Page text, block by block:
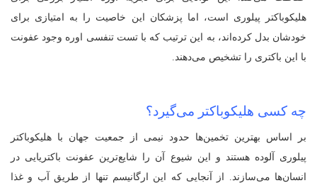
هلیکوباکتر پیلوری است، اما پزشکان این خاصیت را به امتیازی برای
خودشان بدل کرده‌اند، به این ترتیب که با تست تنفسی اوره وجود عفونت
با این باکتری را تشخیص می‌دهند.
چه کسی هلیکوباکتر می‌گیرد؟
بر اساس بهترین تخمین‌ها حدود نیمی از جمعیت جهان با هلیکوباکتر
پیلوری آلوده هستند و این شیوع آن را شایع‌ترین عفونت باکتریایی در
انسان‌ها می‌سازند. از آنجایی که این ارگانیسم تنها از طریق آب و غذا